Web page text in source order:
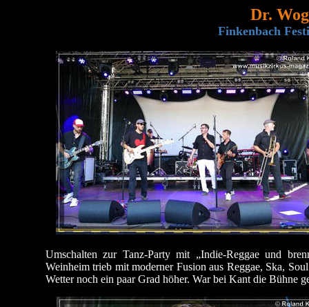
Dr.
Finkenbach
Umschalten zur Tanz-Party mit „Indie-Reggae und
Weinheim trieb mit moderner Fusion aus Reggae, Ska,
Wetter noch ein paar Grad höher. War bei Kant die Bühne